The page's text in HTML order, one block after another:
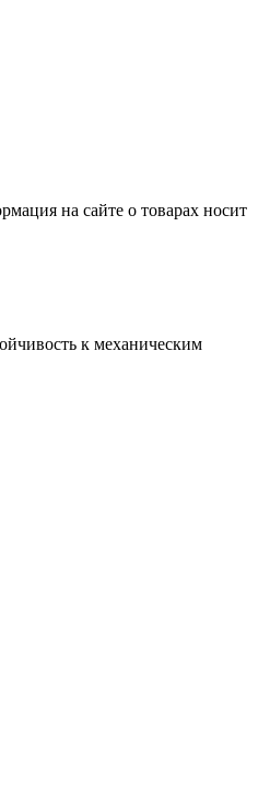
на сайте о товарах носит
к механическим